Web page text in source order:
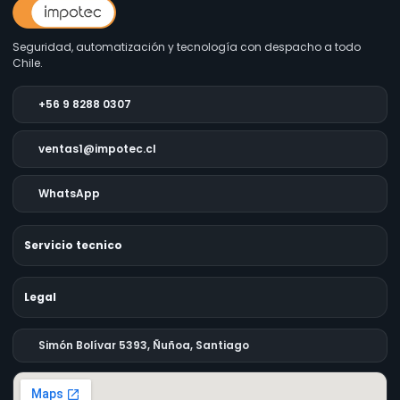
Seguridad, automatización y tecnología con despacho a todo
Chile.
+56 9 8288 0307
ventas1@impotec.cl
WhatsApp
Servicio tecnico
Legal
Simón Bolívar 5393, Ñuñoa, Santiago